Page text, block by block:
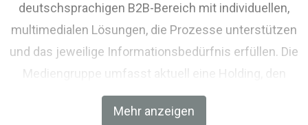
Mehr anzeigen
deutschsprachigen B2B-Bereich mit individuellen,
multimedialen Lösungen, die Prozesse unterstützen
und das jeweilige Informationsbedürfnis erfüllen. Die
Mediengruppe umfasst aktuell eine Holding, den
Fachverlag RM Rudolf Müller Medien und mit der BIM
World MUNICH eine Netzwerkplattform für Akteure der